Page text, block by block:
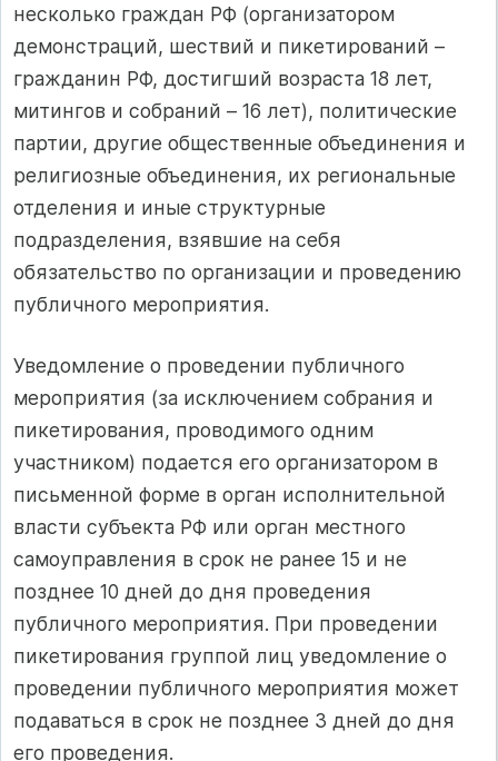
несколько граждан РФ (организатором
демонстраций, шествий и пикетирований –
гражданин РФ, достигший возраста 18 лет,
митингов и собраний – 16 лет), политические
партии, другие общественные объединения и
религиозные объединения, их региональные
отделения и иные структурные
подразделения, взявшие на себя
обязательство по организации и проведению
публичного мероприятия.
Уведомление о проведении публичного
мероприятия (за исключением собрания и
пикетирования, проводимого одним
участником) подается его организатором в
письменной форме в орган исполнительной
власти субъекта РФ или орган местного
самоуправления в срок не ранее 15 и не
позднее 10 дней до дня проведения
публичного мероприятия. При проведении
пикетирования группой лиц уведомление о
проведении публичного мероприятия может
подаваться в срок не позднее 3 дней до дня
его проведения.